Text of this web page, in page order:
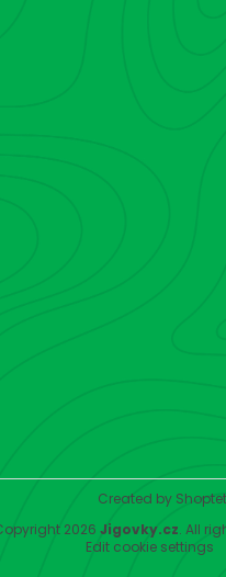
Created by Shoptet
2026 Jigovky.cz. All
Edit cookie settings